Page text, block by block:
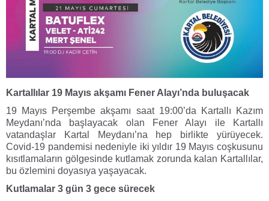
Kartallılar 19 Mayıs akşamı Fener Alayı’nda buluşacak
19 Mayıs Perşembe akşamı saat 19:00’da Kartallı Kazım
Meydanı’nda başlayacak olan Fener Alayı ile Kartallı
vatandaşlar Kartal Meydanı’na hep birlikte yürüyecek.
Covid-19 pandemisi nedeniyle iki yıldır 19 Mayıs coşkusunu
kısıtlamaların gölgesinde kutlamak zorunda kalan Kartallılar,
bu özlemini doyasıya yaşayacak.
Kutlamalar 3 gün 3 gece sürecek